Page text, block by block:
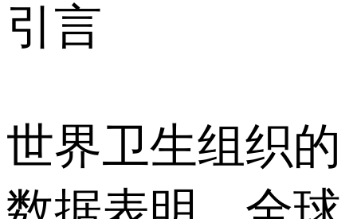
引言
世界卫生组织的